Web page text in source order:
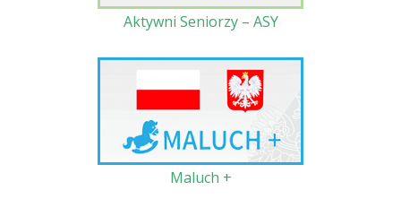
Aktywni Seniorzy – ASY
Maluch +